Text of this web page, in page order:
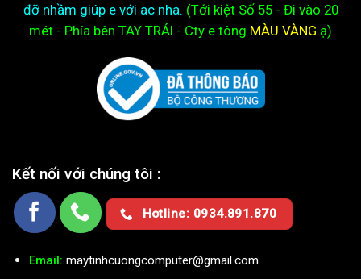
đỡ nhầm giúp e với ac nha. (Tới kiệtSố 55 - Đi vào 20
mét - Phía bên TAY TRÁI - Cty e tông MÀU VÀNG ạ)
Kết nối với chúng tôi :
Hotline: 0934.891.870
Email: maytinhcuongcomputer@gmail.com